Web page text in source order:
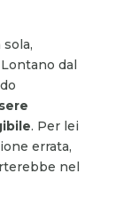
dal
. Per lei
errata,
nel